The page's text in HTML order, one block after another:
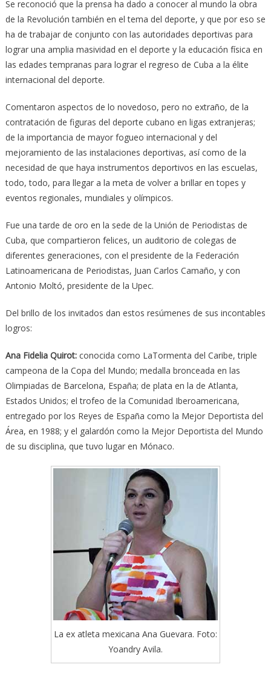
Se reconoció que la prensa ha dado a conocer al mundo la obra
de la Revolución también en el tema del deporte, y que por eso se
ha de trabajar de conjunto con las autoridades deportivas para
lograr una amplia masividad en el deporte y la educación física en
las edades tempranas para lograr el regreso de Cuba a la élite
internacional del deporte.
Comentaron aspectos de lo novedoso, pero no extraño, de la
contratación de figuras del deporte cubano en ligas extranjeras;
de la importancia de mayor fogueo internacional y del
mejoramiento de las instalaciones deportivas, así como de la
necesidad de que haya instrumentos deportivos en las escuelas,
todo, todo, para llegar a la meta de volver a brillar en topes y
eventos regionales, mundiales y olímpicos.
Fue una tarde de oro en la sede de la Unión de Periodistas de
Cuba, que compartieron felices, un auditorio de colegas de
diferentes generaciones, con el presidente de la Federación
Latinoamericana de Periodistas, Juan Carlos Camaño, y con
Antonio Moltó, presidente de la Upec.
Del brillo de los invitados dan estos resúmenes de sus incontables
logros:
Ana Fidelia Quirot:conocida como LaTormenta del Caribe, triple
campeona de la Copa del Mundo; medalla bronceada en las
Olimpiadas de Barcelona, España; de plata en la de Atlanta,
Estados Unidos; el trofeo de la Comunidad Iberoamericana,
entregado por los Reyes de España como la Mejor Deportista del
Área, en 1988; y el galardón como la Mejor Deportista del Mundo
de su disciplina, que tuvo lugar en Mónaco.
La ex atleta mexicana Ana Guevara. Foto:
Yoandry Avila.